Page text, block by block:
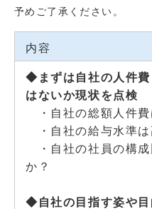
予めご了承ください。
内容
◆まずは自社の人件費
はないか現状を点検
・自社の総額人件費
・自社の給与水準は
・自社の社員の構成
か？
◆自社の目指す姿や目